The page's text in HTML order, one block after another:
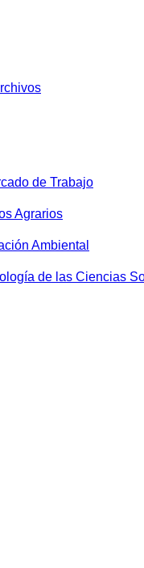
de Trabajo
Agrarios
Ambiental
de las Ciencias